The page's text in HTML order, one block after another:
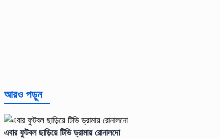
আরও পড়ুন
এবার ফুটবল ছাড়িয়ে টিভি ড্রামায় রোনালদো